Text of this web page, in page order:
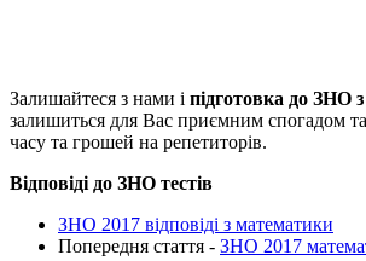
Залишайтеся з нами і підготовка до ЗНО
залишиться для Вас приємним спогадом
часу та грошей на репетиторів.
Відповіді до ЗНО тестів
ЗНО 2017 відповіді з математики
Попередня стаття - ЗНО 2017